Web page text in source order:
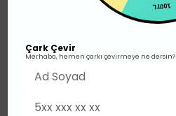
100TL
Çark Çevir
Merhaba, hemen çarkı çevirmeye ne dersin?